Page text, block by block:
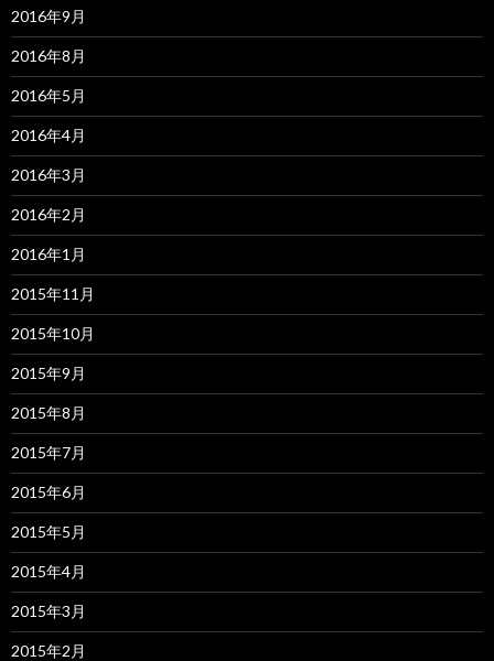
2016年9月
2016年8月
2016年5月
2016年4月
2016年3月
2016年2月
2016年1月
2015年11月
2015年10月
2015年9月
2015年8月
2015年7月
2015年6月
2015年5月
2015年4月
2015年3月
2015年2月